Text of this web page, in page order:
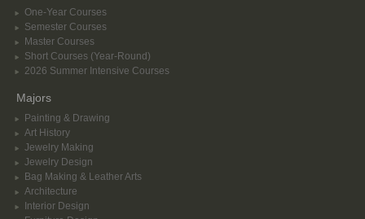
One-Year Courses
Semester Courses
Master Courses
Short Courses (Year-Round)
2026 Summer Intensive Courses
Majors
Painting & Drawing
Art History
Jewelry Making
Jewelry Design
Bag Making & Leather Arts
Architecture
Interior Design